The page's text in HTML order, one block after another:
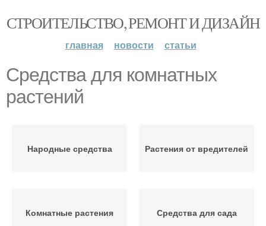
СТРОИТЕЛЬСТВО, РЕМОНТ И ДИЗАЙН
главная новости статьи
Средства для комнатных
растений
Народные средства Растения от вредителей
Комнатные растения Средства для сада